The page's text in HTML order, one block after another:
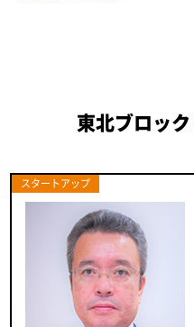
東北ブロック
スタートアップ